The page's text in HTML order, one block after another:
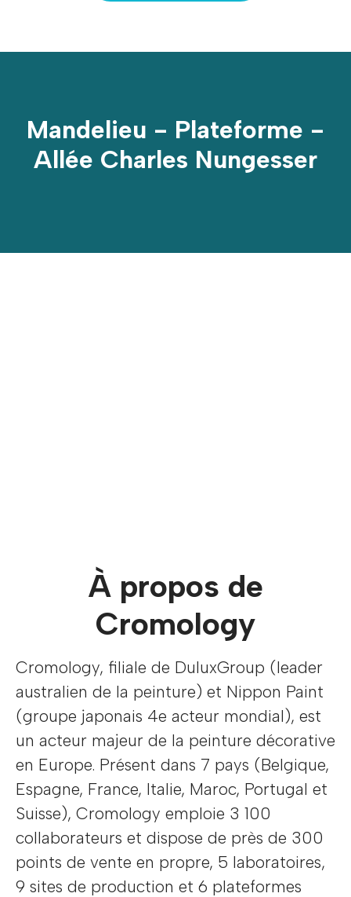
Mandelieu - Plateforme -
Allée Charles Nungesser
À propos de
Cromology
Cromology, filiale de DuluxGroup (leader
australien de la peinture) et Nippon Paint
(groupe japonais 4e acteur mondial), est
un acteur majeur de la peinture décorative
en Europe. Présent dans 7 pays (Belgique,
Espagne, France, Italie, Maroc, Portugal et
Suisse), Cromology emploie 3 100
collaborateurs et dispose de près de 300
points de vente en propre, 5 laboratoires,
9 sites de production et 6 plateformes